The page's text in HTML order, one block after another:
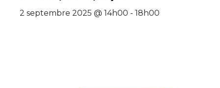
2 septembre 2025 @ 14h00 - 18h00